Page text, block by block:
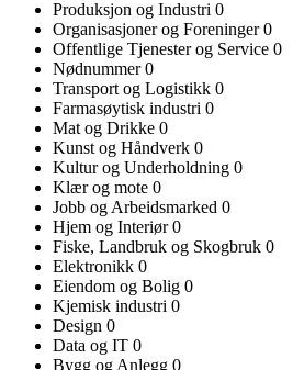
Produksjon og Industri 0
Organisasjoner og Foreninger0
Offentlige Tjenester og Service 0
Nødnummer0
Transport og Logistikk 0
Farmasøytisk industri 0
Mat og Drikke 0
Kunst og Håndverk 0
Kultur og Underholdning 0
Klær og mote 0
Jobb og Arbeidsmarked 0
Hjem og Interiør0
Fiske, Landbruk og Skogbruk 0
Elektronikk 0
Eiendom og Bolig 0
Kjemisk industri 0
Design 0
Data og IT 0
Bygg og Anlegg 0